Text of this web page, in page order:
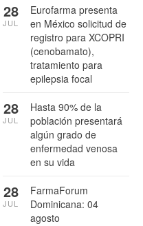
Eurofarma presenta
en México solicitud de
registro para XCOPRI
(cenobamato),
tratamiento para
epilepsia focal
28
JUL
Hasta 90% de la
población presentará
algún grado de
enfermedad venosa
en su vida
28
JUL
FarmaForum
Dominicana: 04
agosto
28
JUL